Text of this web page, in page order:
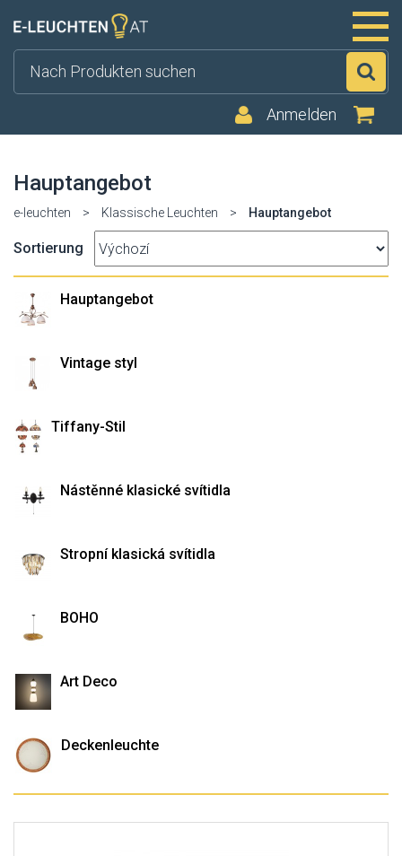
Anmelden
Hauptangebot
e-leuchten > Klassische Leuchten > Hauptangebot
Sortierung
Hauptangebot
Vintage styl
Tiffany-Stil
Nástěnné klasické svítidla
Stropní klasická svítidla
BOHO
Art Deco
Deckenleuchte